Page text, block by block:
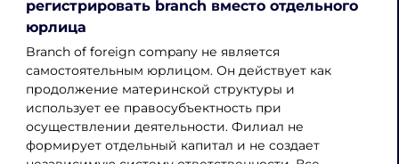
регистрировать branch вместо отдельного
юрлица
Branch of foreign company не является
самостоятельным юрлицом. Он действует как
продолжение материнской структуры и
использует ее правосубъектность при
осуществлении деятельности. Филиал не
формирует отдельный капитал и не создает